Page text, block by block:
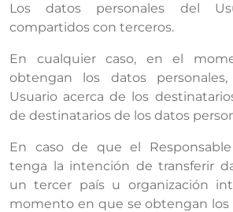
Los datos personales del
compartidos con terceros.
En cualquier caso, en el
obtengan los datos
Usuario acerca de los
de destinatarios de los datos
En caso de que el
tenga la intención de transferir
un tercer país u organización
momento en que se obtengan los